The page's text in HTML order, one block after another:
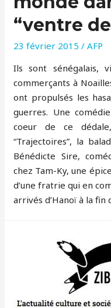
“ventre
23 février 2015 /AFP
Ils sont sénégalais,
commerçants à
ont propulsés les
guerres. Une
coeur de ce
“Trajectoires”, la
Bénédicte Sire,
chez Tam-Ky, une
d’une fratrie qui en
arrivés d’Hanoï à la fin